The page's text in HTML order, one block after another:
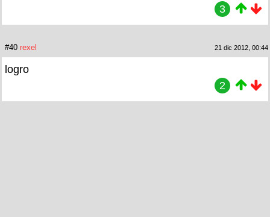
3
#40 rexel 21 dic 2012, 00:44
logro
2